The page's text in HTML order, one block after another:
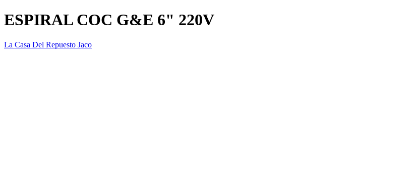
ESPIRAL COC G&E 6" 220V
La Casa Del Repuesto Jaco